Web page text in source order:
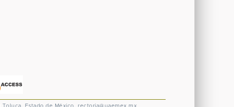
Toluca, Estado de México. rectoria@uaemex.mx